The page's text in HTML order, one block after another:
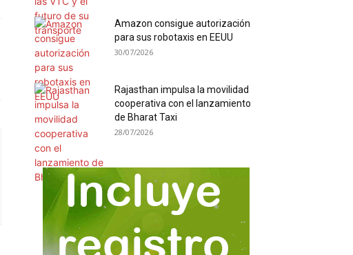
Amazon consigue autorización
para sus robotaxis en EEUU
30/07/2026
Rajasthan impulsa la movilidad
cooperativa con el lanzamiento
de Bharat Taxi
28/07/2026